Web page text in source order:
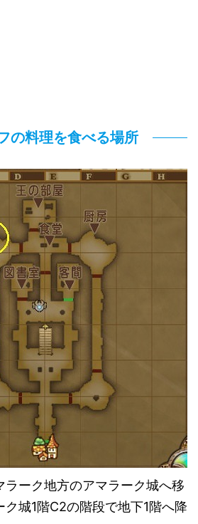
の料理を食べる場所
ラーク地方のアマラーク城へ移
城1階C2の階段で地下1階へ降